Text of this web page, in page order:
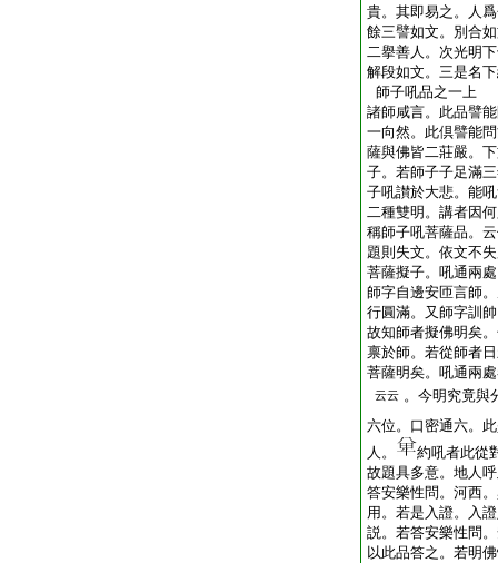
貴。其即易之。人
餘三譬如文。別合
二擧善人。次光明
解段如文。三是名
師子吼品之一上
諸師咸言。此品譬
一向然。此倶譬能
薩與佛皆二莊嚴。
子。若師子子足滿
子吼讃於大悲。能
二種雙明。講者因
稱師子吼菩薩品。
題則失文。依文不
菩薩擬子。吼通兩
師字自邊安匝言師
行圓滿。又師字訓
故知師者擬佛明矣
禀於師。若從師者
菩薩明矣。吼通兩
云云 。今明究竟與
六位。口密通六。
人。
約吼者此從
故題具多意。地人
答安樂性問。河西
用。若是入證。入
説。若答安樂性問
以此品答之。若明